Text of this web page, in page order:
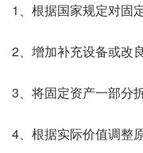
1、根据国家规定对固
2、增加补充设备或改
3、将固定资产一部分
4、根据实际价值调整